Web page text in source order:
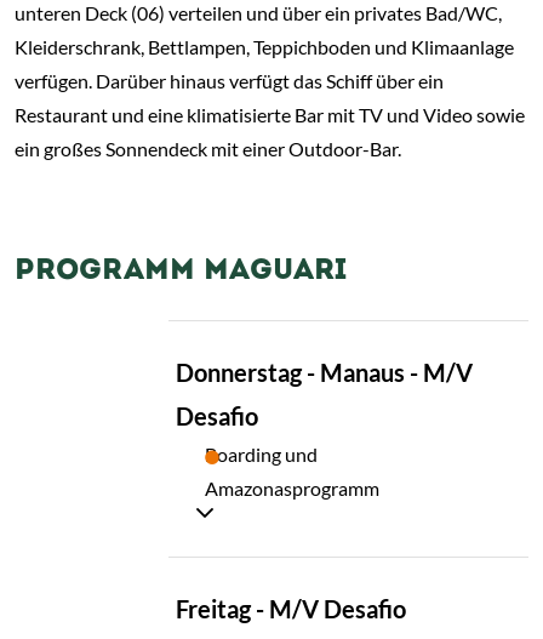
unteren Deck (06) verteilen und über ein privates Bad/WC,
Kleiderschrank, Bettlampen, Teppichboden und Klimaanlage
verfügen. Darüber hinaus verfügt das Schiff über ein
Restaurant und eine klimatisierte Bar mit TV und Video sowie
ein großes Sonnendeck mit einer Outdoor-Bar.
PROGRAMM MAGUARI
Donnerstag - Manaus - M/V
Desafio
Boarding und
Amazonasprogramm
Freitag - M/V Desafio